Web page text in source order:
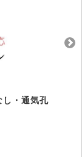
・通気孔